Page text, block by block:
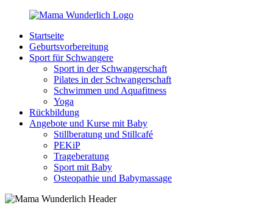
Zurück
Inhalt
MamaWunderlich.de
Mutti
sein
wunderbar!
Startseite
Geburtsvorbereitung
Sport für Schwangere
Sport in der Schwangerschaft
Pilates in der Schwangerschaft
Schwimmen und Aquafitness
Yoga
Rückbildung
Angebote und Kurse mit Baby
Stillberatung und Stillcafé
PEKiP
Trageberatung
Sport mit Baby
Osteopathie und Babymassage